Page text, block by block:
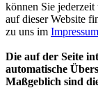
können Sie
auf dieser Website
zu uns im Impressum
Die auf der Seite
automatische
Maßgeblich sind